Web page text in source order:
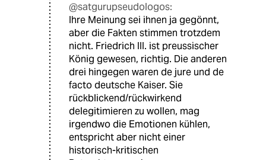
@satgurupseudologos:
Ihre Meinung sei ihnen ja gegönnt,
aber die Fakten stimmen trotzdem
nicht. Friedrich III. ist preussischer
König gewesen, richtig. Die anderen
drei hingegen waren de jure und de
facto deutsche Kaiser. Sie
rückblickend/rückwirkend
delegitimieren zu wollen, mag
irgendwo die Emotionen kühlen,
entspricht aber nicht einer
historisch-kritischen